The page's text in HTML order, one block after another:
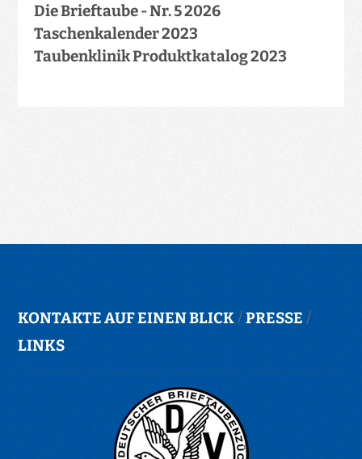
Die Brieftaube - Nr. 5 2026
Taschenkalender 2023
Taubenklinik Produktkatalog 2023
KONTAKTE AUF EINEN BLICK/PRESSE /
LINKS